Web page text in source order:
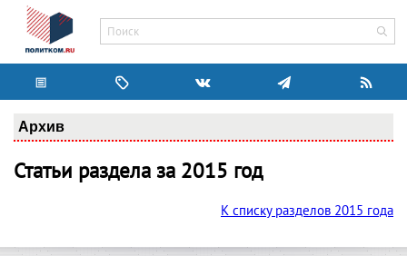
Архив
Статьи раздела за 2015 год
К списку разделов 2015 года